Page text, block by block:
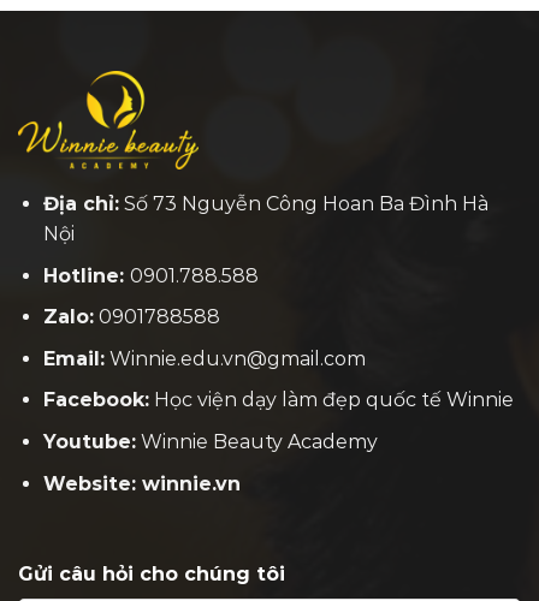
Địa chỉ:Số 73 Nguyễn Công Hoan Ba Đình Hà
Nội
Hotline: 0901.788.588
Zalo:0901788588
Email:Winnie.edu.vn@gmail.com
Facebook:Học viện dạy làm đẹp quốc tế Winnie
Youtube:Winnie Beauty Academy
Website: winnie.vn
Gửi câu hỏi cho chúng tôi